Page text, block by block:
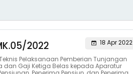
2022
18 Apr 2022
Pelaksanaan Pemberian Tunjangan
dan Gaji Ketiga Belas kepada Aparatur